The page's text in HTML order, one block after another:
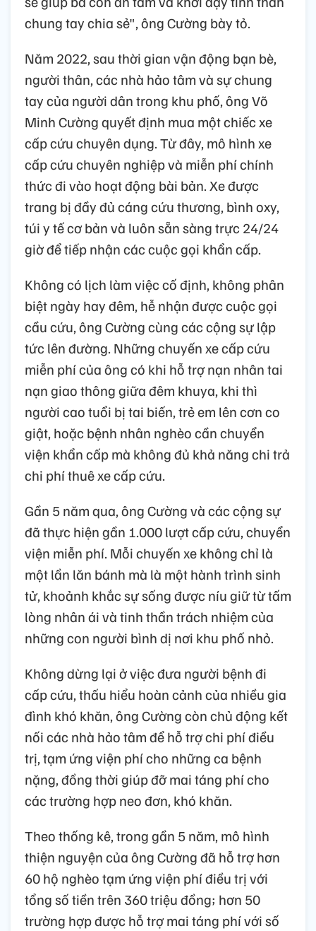
chung tay chia sẻ", ông Cường bày tỏ.
Năm 2022, sau thời gian vận động bạn bè,
người thân, các nhà hảo tâm và sự chung
tay của người dân trong khu phố, ông Võ
Minh Cường quyết định mua một chiếc xe
cấp cứu chuyên dụng. Từ đây, mô hình xe
cấp cứu chuyên nghiệp và miễn phí chính
thức đi vào hoạt động bài bản. Xe được
trang bị đầy đủ cáng cứu thương, bình oxy,
túi y tế cơ bản và luôn sẵn sàng trực 24/24
giờ để tiếp nhận các cuộc gọi khẩn cấp.
Không có lịch làm việc cố định, không phân
biệt ngày hay đêm, hễ nhận được cuộc gọi
cầu cứu, ông Cường cùng các cộng sự lập
tức lên đường. Những chuyến xe cấp cứu
miễn phí của ông có khi hỗ trợ nạn nhân tai
nạn giao thông giữa đêm khuya, khi thì
người cao tuổi bị tai biến, trẻ em lên cơn co
giật, hoặc bệnh nhân nghèo cần chuyển
viện khẩn cấp mà không đủ khả năng chi trả
chi phí thuê xe cấp cứu.
Gần 5 năm qua, ông Cường và các cộng sự
đã thực hiện gần 1.000 lượt cấp cứu, chuyển
viện miễn phí. Mỗi chuyến xe không chỉ là
một lần lăn bánh mà là một hành trình sinh
tử, khoảnh khắc sự sống được níu giữ từ tấm
lòng nhân ái và tinh thần trách nhiệm của
những con người bình dị nơi khu phố nhỏ.
Không dừng lại ở việc đưa người bệnh đi
cấp cứu, thấu hiểu hoàn cảnh của nhiều gia
đình khó khăn, ông Cường còn chủ động kết
nối các nhà hảo tâm để hỗ trợ chi phí điều
trị, tạm ứng viện phí cho những ca bệnh
nặng, đồng thời giúp đỡ mai táng phí cho
các trường hợp neo đơn, khó khăn.
Theo thống kê, trong gần 5 năm, mô hình
thiện nguyện của ông Cường đã hỗ trợ hơn
60 hộ nghèo tạm ứng viện phí điều trị với
tổng số tiền trên 360 triệu đồng; hơn 50
trường hợp được hỗ trợ mai táng phí với số